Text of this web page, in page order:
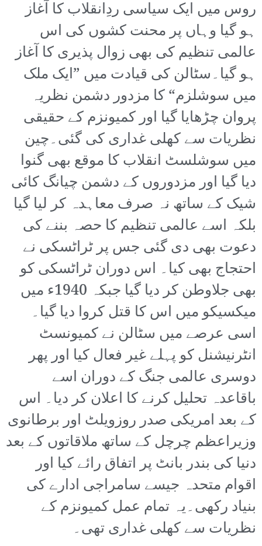
روس میں ایک سیاسی ردِانقلاب کا آغاز
ہو گیا وہاں پر محنت کشوں کی اس
عالمی تنظیم کی بھی زوال پذیری کا آغاز
ہو گیا۔سٹالن کی قیادت میں ”ایک ملک
میں سوشلزم“ کا مزدور دشمن نظریہ
پروان چڑھایا گیا اور کمیونزم کے حقیقی
نظریات سے کھلی غداری کی گئی۔چین
میں سوشلسٹ انقلاب کا موقع بھی گنوا
دیا گیا اور مزدوروں کے دشمن چیانگ کائی
شیک کے ساتھ نہ صرف معاہدہ کر لیا گیا
بلکہ اسے عالمی تنظیم کا حصہ بننے کی
دعوت بھی دی گئی جس پر ٹراٹسکی نے
احتجاج بھی کیا۔ اس دوران ٹراٹسکی کو
بھی جلاوطن کر دیا گیا جبکہ 1940ء میں
میکسیکو میں اس کا قتل کروا دیا گیا۔
اسی عرصے میں سٹالن نے کمیونسٹ
انٹرنیشنل کو پہلے غیر فعال کیا اور پھر
دوسری عالمی جنگ کے دوران اسے
باقاعدہ تحلیل کرنے کا اعلان کر دیا۔ اس
کے بعد امریکی صدر روزویلٹ اور برطانوی
وزیراعظم چرچل کے ساتھ ملاقاتوں کے بعد
دنیا کی بندر بانٹ پر اتفاق رائے کیا اور
اقوام متحدہ جیسے سامراجی ادارے کی
بنیاد رکھی۔یہ تمام عمل کمیونزم کے
نظریات سے کھلی غداری تھی۔